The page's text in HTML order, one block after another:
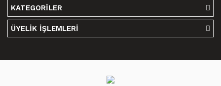
KATEGORİLER
ÜYELİK İŞLEMLERİ